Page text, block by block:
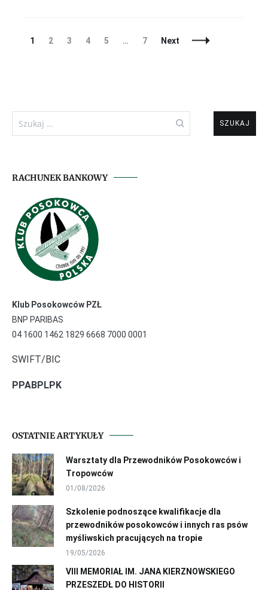
Posts
Page
1 Page
2 Page
3 Page
4 Page
5 … Page
7 Next
RACHUNEK BANKOWY
Klub Posokowców PZŁ
BNP PARIBAS
04 1600 1462 1829 6668 7000 0001
SWIFT/BIC
PPABPLPK
OSTATNIE ARTYKUŁY
Warsztaty dla Przewodników Posokowców i
Tropowców
01/08/2026
Szkolenie podnoszące kwalifikacje dla
przewodników posokowców i innych ras psów
myśliwskich pracujących na tropie
19/05/2026
VIII MEMORIAŁ IM. JANA KIERZNOWSKIEGO
PRZESZEDŁ DO HISTORII